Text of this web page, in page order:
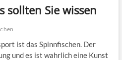
sollten Sie wissen
ist das Spinnfischen. Der
und es ist wahrlich eine Kunst